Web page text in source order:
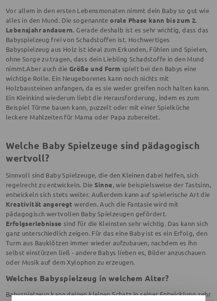
Vor allem in den ersten Lebensmonaten nimmt dein Baby so gut wie
alles in den Mund. Die sogenannteorale Phase kann bis zum 2.
Lebensjahr andauern. Gerade deshalb ist es sehr wichtig, dass das
Babyspielzeug frei von Schadstoffen ist. Hochwertiges
Babyspielzeug aus Holz ist ideal zum Erkunden, Fühlen und Spielen,
ohne Sorge zu tragen, dass dein Liebling Schadstoffe in den Mund
nimmt.Aber auch die Größe und Form spielt bei den Babys eine
wichtige Rolle. Ein Neugeborenes kann noch nichts mit
Holzbausteinen anfangen, da es sie weder greifen noch halten kann.
Ein Kleinkind wiederum liebt die Herausforderung, indem es zum
Beispiel Türme bauen kann, puzzelt oder mit einer Spielküche
leckere Mahlzeiten für Mama oder Papa zubereitet.
Welche Baby Spielzeuge sind pädagogisch
wertvoll?
Sinnvoll sind Baby Spielzeuge, die den Kleinen dabei helfen, sich
regelrecht zu entwickeln. Die Sinne, wie beispielsweise der Tastsinn,
entwickeln sich stets weiter. Außerdem kann auf spielerische Art die
Kreativität angeregt werden. Auch die Fantasie wird mit
pädagogisch wertvollen Baby Spielzeugen gefördert.
Erfolgserlebnisse sind für die Kleinsten sehr wichtig. Das kann sich
ganz unterschiedlich zeigen. Für das eine Baby ist es ein Erfolg, den
Turm aus Bauklötzen immer wieder aufzubauen, nachdem es ihn
selbst einstürzen ließ - andere Babys lieben es, Bilder anzuschauen
oder Musik auf dem Xylophon zu erzeugen.
Welches Babyspielzeug in welchem Alter?
Babyspielzeug kann deinen kleinen Schatz in seiner Entwicklung sehr